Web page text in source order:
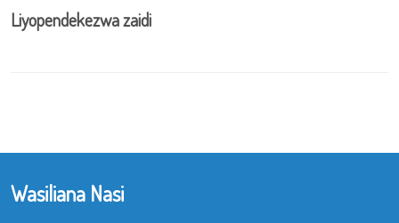
Liyopendekezwa zaidi
Wasiliana Nasi